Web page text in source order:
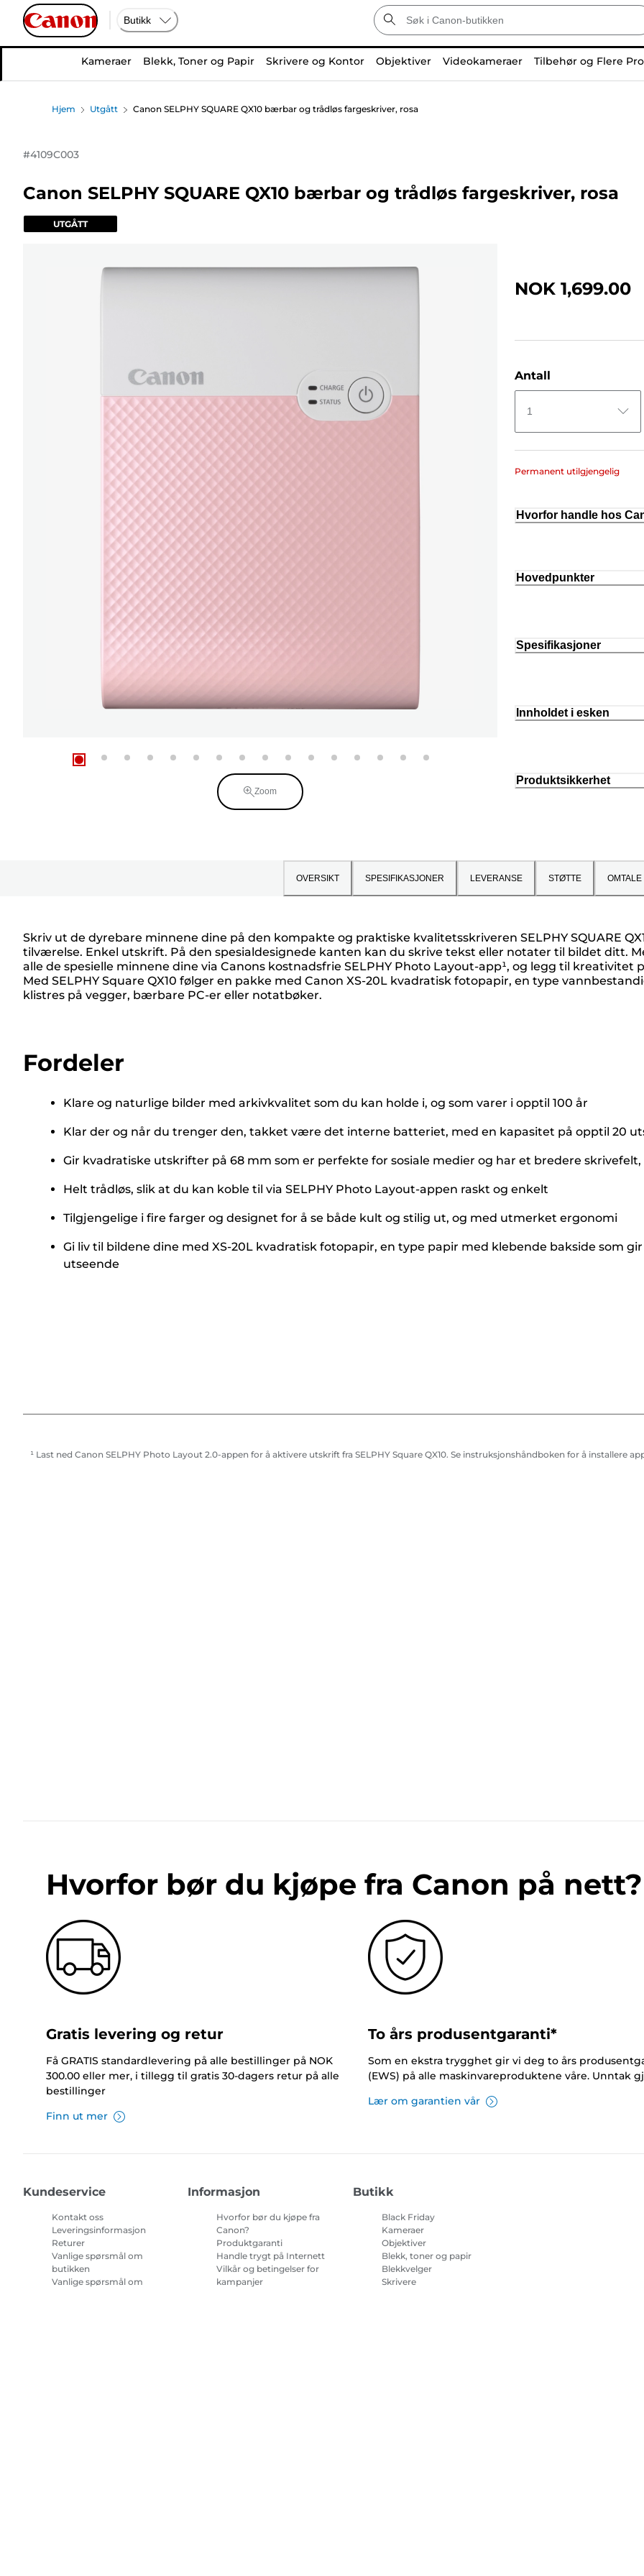
Butikk
Kameraer Blekk, Toner og Papir Skrivere og Kontor Objektiver Videokameraer Tilbehør og Flere
Hjem Utgått Canon SELPHY SQUARE QX10 bærbar og trådløs fargeskriver, rosa
#4109C003
Canon SELPHY SQUARE QX10 bærbar og trådløs fargeskriver, rosa
UTGÅTT
Zoom
NOK 1,699.00
Antall
1
Permanent utilgjengelig
Hvorfor handle hos
Hovedpunkter
Spesifikasjoner
Innholdet i esken
Produktsikkerhet
OVERSIKT SPESIFIKASJONER LEVERANSE STØTTE OMTALE
Skriv ut de dyrebare minnene dine på den kompakte og praktiske kvalitetsskriveren SELPHY SQUARE
tilværelse. Enkel utskrift. På den spesialdesignede kanten kan du skrive tekst eller notater til bildet ditt.
alle de spesielle minnene dine via Canons kostnadsfrie SELPHY Photo Layout-app¹, og legg til
Med SELPHY Square QX10 følger en pakke med Canon XS-20L kvadratisk fotopapir, en type
klistres på vegger, bærbare PC-er eller notatbøker.
Fordeler
Klare og naturlige bilder med arkivkvalitet som du kan holde i, og som varer i opptil 100 år
Klar der og når du trenger den, takket være det interne batteriet, med en kapasitet på opptil 20
Gir kvadratiske utskrifter på 68 mm som er perfekte for sosiale medier og har et bredere
Helt trådløs, slik at du kan koble til via SELPHY Photo Layout-appen raskt og enkelt
Tilgjengelige i fire farger og designet for å se både kult og stilig ut, og med utmerket ergonomi
Gi liv til bildene dine med XS-20L kvadratisk fotopapir, en type papir med klebende bakside som
utseende
¹ Last ned Canon SELPHY Photo Layout 2.0-appen for å aktivere utskrift fra SELPHY Square QX10. Se instruksjonshåndboken for å installere
Hvorfor bør du kjøpe fra Canon på nett?
Gratis levering og retur
Få GRATIS standardlevering på alle bestillinger på NOK
300.00 eller mer, i tillegg til gratis 30-dagers retur på alle
bestillinger
Finn ut mer
To års produsentgaranti*
Som en ekstra trygghet gir vi deg to års
(EWS) på alle maskinvareproduktene våre. Unntak
Lær om garantien vår
Kundeservice
Kontakt oss
Leveringsinformasjon
Returer
Vanlige spørsmål om
butikken
Vanlige spørsmål om
Informasjon
Hvorfor bør du kjøpe fra
Canon?
Produktgaranti
Handle trygt på Internett
Vilkår og betingelser for
kampanjer
Butikk
Black Friday
Kameraer
Objektiver
Blekk, toner og papir
Blekkvelger
Skrivere